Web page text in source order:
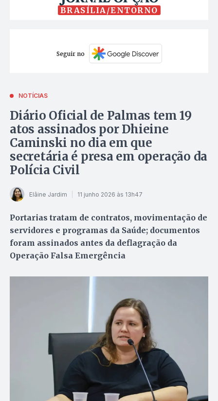
BRASÍLIA/ENTORNO
Seguir no
NOTÍCIAS
Diário Oficial de Palmas tem 19
atos assinados por Dhieine
Caminski no dia em que
secretária é presa em operação da
Polícia Civil
Elâine Jardim 11 junho 2026 às 13h47
Portarias tratam de contratos, movimentação de
servidores e programas da Saúde; documentos
foram assinados antes da deflagração da
Operação Falsa Emergência